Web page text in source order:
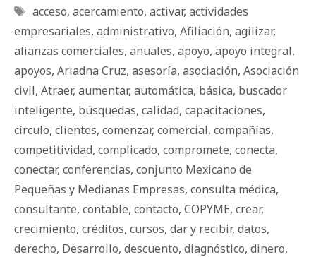
Etiquetas
acceso, acercamiento, activar, actividades
empresariales, administrativo, Afiliación, agilizar,
alianzas comerciales, anuales, apoyo, apoyo integral,
apoyos, Ariadna Cruz, asesoría, asociación, Asociación
civil, Atraer, aumentar, automática, básica, buscador
inteligente, búsquedas, calidad, capacitaciones,
círculo, clientes, comenzar, comercial, compañías,
competitividad, complicado, compromete, conecta,
conectar, conferencias, conjunto Mexicano de
Pequeñas y Medianas Empresas, consulta médica,
consultante, contable, contacto, COPYME, crear,
crecimiento, créditos, cursos, dar y recibir, datos,
derecho, Desarrollo, descuento, diagnóstico, dinero,